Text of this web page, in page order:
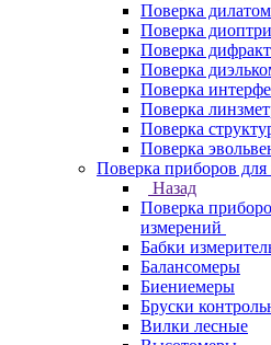
Поверка
Поверка
Поверка
Поверка
Поверка
Поверка
Поверка
Поверка
Поверка приборов
Назад
Поверка
измерений
Бабки
Балансомеры
Биениемеры
Бруски
Вилки лесные